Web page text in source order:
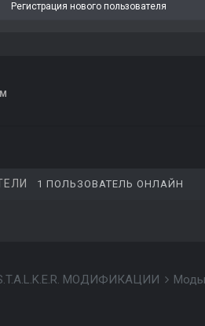
Регистрация нового пользователя
1 ПОЛЬЗОВАТЕЛЬ ОНЛАЙН
МОДИФИКАЦИИ